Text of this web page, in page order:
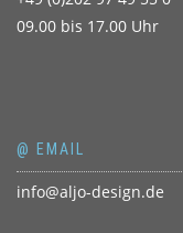
09.00 bis 17.00 Uhr
@ EMAIL
info@aljo-design.de